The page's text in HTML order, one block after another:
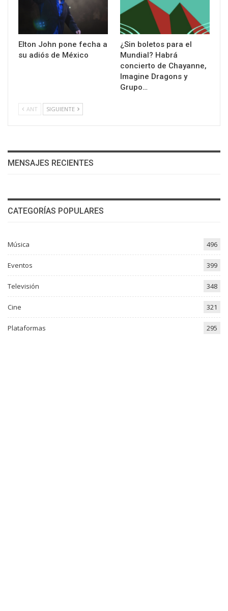
Elton John pone fecha a
su adiós de México
¿Sin boletos para el
Mundial? Habrá
concierto de Chayanne,
Imagine Dragons y
Grupo…
ANT SIGUIENTE
MENSAJES RECIENTES
CATEGORÍAS POPULARES
Música 496
Eventos 399
Televisión 348
Cine 321
Plataformas 295